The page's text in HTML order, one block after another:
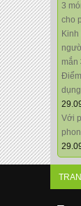
3
cho
mắn
Với